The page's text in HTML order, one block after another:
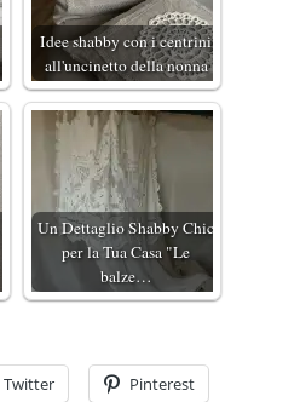
Idee shabby con i centrini
all'uncinetto della nonna
Un Dettaglio Shabby Chic
per la Tua Casa "Le
balze…
Twitter Pinterest